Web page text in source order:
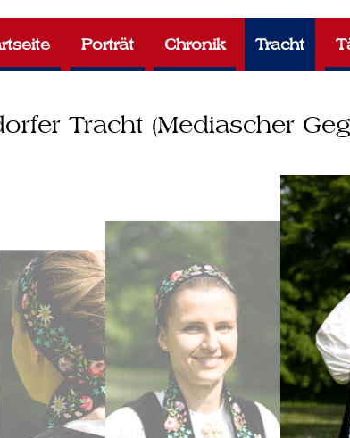
Porträt Chronik Tracht
Tracht (Mediascher